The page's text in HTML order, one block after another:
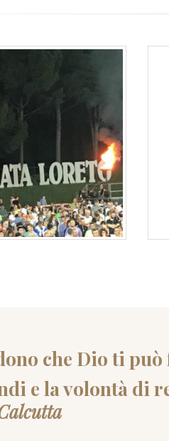
che Dio ti
e la volontà di